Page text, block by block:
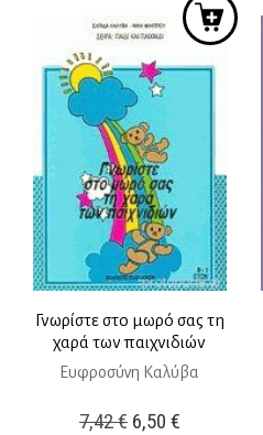
Γνωρίστε στο μωρό σας τη
χαρά των παιχνιδιών
Ευφροσύνη Καλύβα
7,42€ Original
6,50 €Η